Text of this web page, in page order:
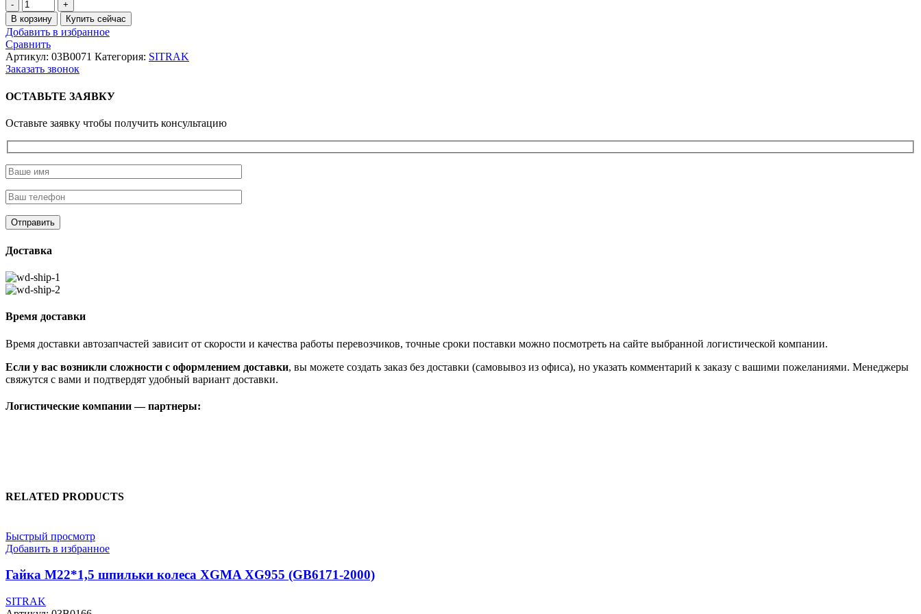
Количество
товара
Гайка
M20*1,5
XGMA
XG955
(404023)
В корзину Купить сейчас
Добавить в избранное
Сравнить
Артикул: 03B0071 Категория: SITRAK
Заказать звонок
ОСТАВЬТЕ ЗАЯВКУ
Оставьте заявку чтобы получить консультацию
Доставка
Время доставки
Время доставки автозапчастей зависит от скорости и качества работы перевозчиков, точные сроки поставки можно посмотреть на сайте выбранной логистической компании.
Если у вас возникли сложности с оформлением доставки, вы можете создать заказ без доставки (самовывоз из офиса), но указать комментарий к заказу с вашими пожеланиями. Менеджеры
свяжутся с вами и подтвердят удобный вариант доставки.
Логистические компании — партнеры:
RELATED PRODUCTS
Быстрый просмотр
Добавить в избранное
Гайка M22*1,5 шпильки колеса XGMA XG955 (GB6171-2000)
SITRAK